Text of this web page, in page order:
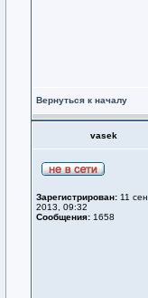
Вернуться к началу
vasek
Зарегистрирован: 11 сен
2013, 09:32
Сообщения: 1658